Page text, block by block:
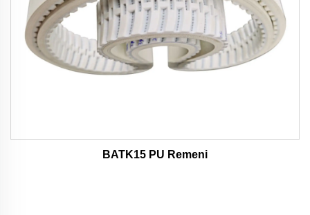
BATK15 PU Remeni